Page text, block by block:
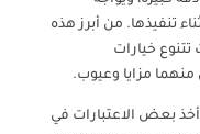
تنفيذها. من أبرز هذه
تتنوع خيارات
منهما مزايا وعيوب.
بعض الاعتبارات في